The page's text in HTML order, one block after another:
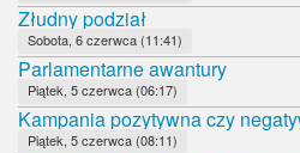
Złudny podział
Sobota, 6 czerwca (11:41)
Parlamentarne awantury
Piątek, 5 czerwca (06:17)
Kampania pozytywna czy
Piątek, 5 czerwca (08:11)